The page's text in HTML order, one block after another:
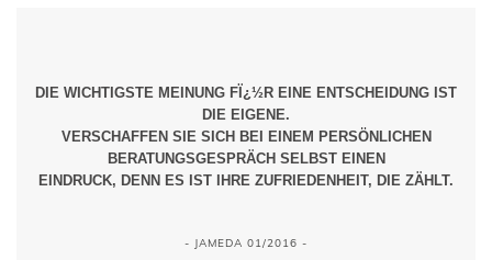
DIE WICHTIGSTE MEINUNG FÏ¿½R EINE ENTSCHEIDUNG IST
DIE EIGENE.
VERSCHAFFEN SIE SICH BEI EINEM PERSÖNLICHEN
BERATUNGSGESPRÄCH SELBST EINEN
EINDRUCK, DENN ES IST IHRE ZUFRIEDENHEIT, DIE ZÄHLT.
- JAMEDA 01/2016 -